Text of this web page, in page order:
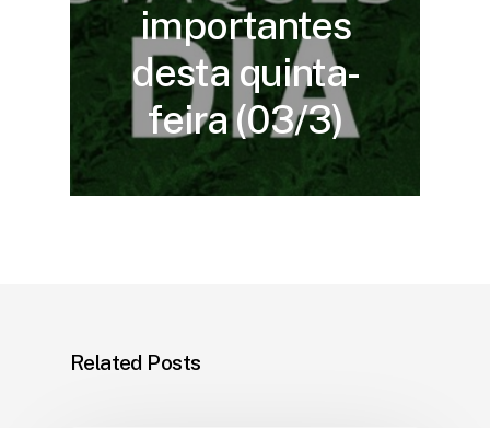
importantes
desta quinta-
feira (03/3)
Related Posts